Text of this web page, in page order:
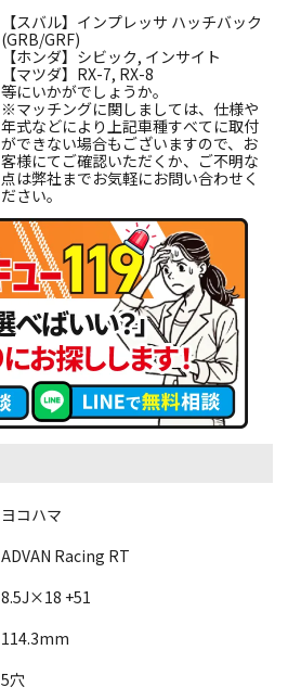
【スバル】インプレッサ ハッチバック
(GRB/GRF)
【ホンダ】シビック, インサイト
【マツダ】RX-7, RX-8
等にいかがでしょうか。
※マッチングに関しましては、仕様や
年式などにより上記車種すべてに取付
ができない場合もございますので、お
客様にてご確認いただくか、ご不明な
点は弊社までお気軽にお問い合わせく
ださい。
ヨコハマ
ADVAN Racing RT
8.5J×18 +51
114.3mm
5穴